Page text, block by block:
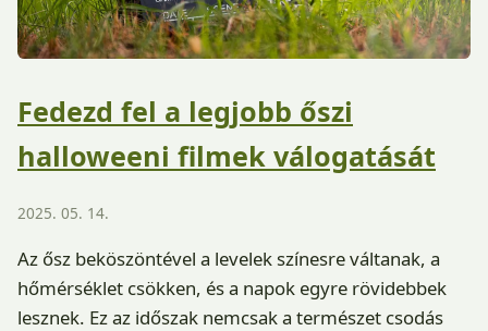
Fedezd fel a legjobb őszi
halloweeni filmek válogatását
2025. 05. 14.
Az ősz beköszöntével a levelek színesre váltanak, a
hőmérséklet csökken, és a napok egyre rövidebbek
lesznek. Ez az időszak nemcsak a természet csodás